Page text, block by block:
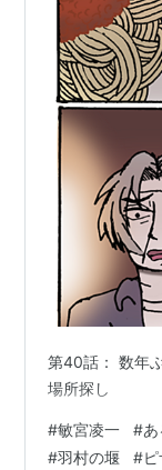
第40話： 数年
場所探し
#敏宮凌一 #
#羽村の堰 #